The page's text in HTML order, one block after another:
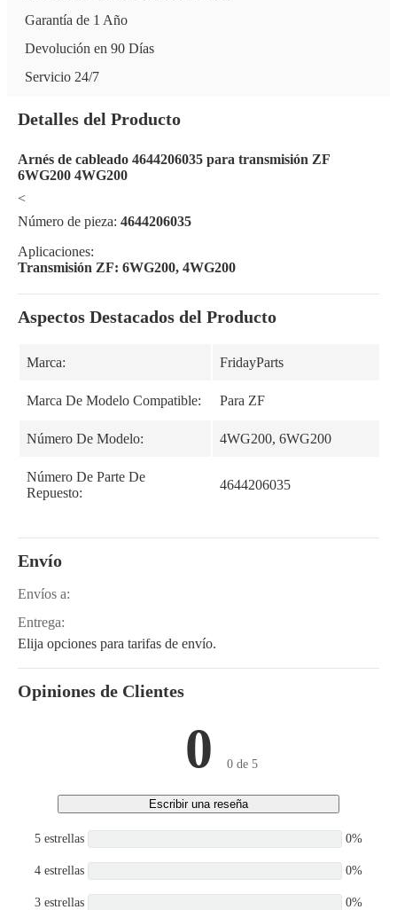
Garantía de 1 Año
Devolución en 90 Días
Servicio 24/7
Detalles del Producto
Arnés de cableado 4644206035 para transmisión ZF
6WG200 4WG200
<
Número de pieza: 4644206035
Aplicaciones:
Transmisión ZF: 6WG200, 4WG200
Aspectos Destacados del Producto
Marca: FridayParts
Marca De Modelo Compatible: Para ZF
Número De Modelo: 4WG200, 6WG200
Número De Parte De
Repuesto:
4644206035
Envío
Envíos a:
Entrega:
Elija opciones para tarifas de envío.
Opiniones de Clientes
0 0 de 5
Escribir una reseña
5 estrellas 0%
4 estrellas 0%
3 estrellas 0%